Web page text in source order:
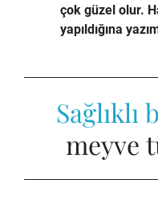
çok güzel olur.
yapıldığına
Sağlıklı
meyve